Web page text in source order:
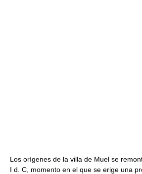
Los orígenes de la villa de Muel se
I d. C, momento en el que se erige una